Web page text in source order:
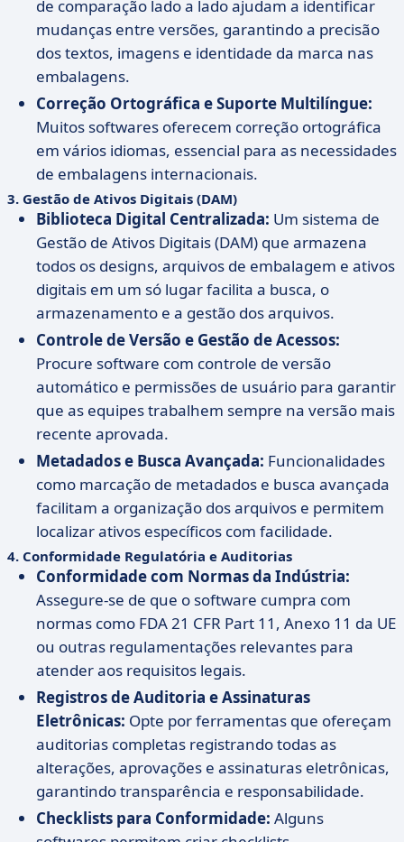
de comparação lado a lado ajudam a identificar
mudanças entre versões, garantindo a precisão
dos textos, imagens e identidade da marca nas
embalagens.
Correção Ortográfica e Suporte Multilíngue:
Muitos softwares oferecem correção ortográfica
em vários idiomas, essencial para as necessidades
de embalagens internacionais.
3. Gestão de Ativos Digitais (DAM)
Biblioteca Digital Centralizada: Um sistema de
Gestão de Ativos Digitais (DAM) que armazena
todos os designs, arquivos de embalagem e ativos
digitais em um só lugar facilita a busca, o
armazenamento e a gestão dos arquivos.
Controle de Versão e Gestão de Acessos:
Procure software com controle de versão
automático e permissões de usuário para garantir
que as equipes trabalhem sempre na versão mais
recente aprovada.
Metadados e Busca Avançada: Funcionalidades
como marcação de metadados e busca avançada
facilitam a organização dos arquivos e permitem
localizar ativos específicos com facilidade.
4. Conformidade Regulatória e Auditorias
Conformidade com Normas da Indústria:
Assegure-se de que o software cumpra com
normas como FDA 21 CFR Part 11, Anexo 11 da UE
ou outras regulamentações relevantes para
atender aos requisitos legais.
Registros de Auditoria e Assinaturas
Eletrônicas: Opte por ferramentas que ofereçam
auditorias completas registrando todas as
alterações, aprovações e assinaturas eletrônicas,
garantindo transparência e responsabilidade.
Checklists para Conformidade: Alguns